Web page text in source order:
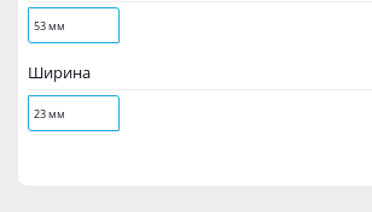
53 мм
Ширина
23 мм